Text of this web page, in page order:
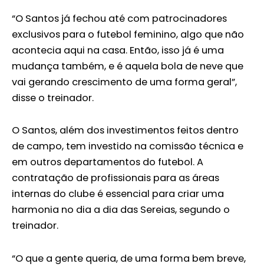
“O Santos já fechou até com patrocinadores
exclusivos para o futebol feminino, algo que não
acontecia aqui na casa. Então, isso já é uma
mudança também, e é aquela bola de neve que
vai gerando crescimento de uma forma geral”,
disse o treinador.
O Santos, além dos investimentos feitos dentro
de campo, tem investido na comissão técnica e
em outros departamentos do futebol. A
contratação de profissionais para as áreas
internas do clube é essencial para criar uma
harmonia no dia a dia das Sereias, segundo o
treinador.
“O que a gente queria, de uma forma bem breve,